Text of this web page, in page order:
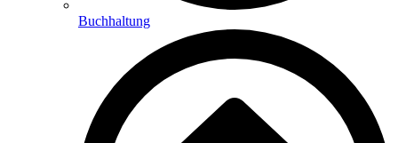
Buchhaltung